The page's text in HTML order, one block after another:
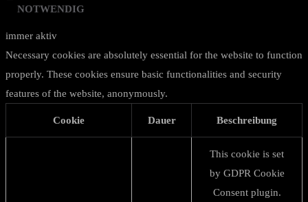
NOTWENDIG
immer aktiv
Necessary cookies are absolutely essential for the website to function
properly. These cookies ensure basic functionalities and security
features of the website, anonymously.
Cookie Dauer Beschreibung
This cookie is set
by GDPR Cookie
Consent plugin.